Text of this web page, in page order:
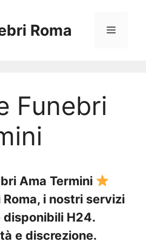
Roma Menu
Funebri
Ama Termini
i nostri servizi
disponibili H24.
e discrezione.